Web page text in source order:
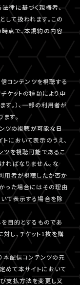
律に基づく親権者、
て扱われます。この
点で、本規約の内容
コンテンツを視聴する
ケットの種類により申
。）、一部の利用者が
す。
ツの視聴が可能な日
において表示のうえ、
ツを視聴可能であるこ
ればなりません。な
用者が視聴したか否か
った場合にはその理由
て表示する場合を除
目的とするものであ
対し、チケット1枚を購
本配信コンテンツの元
めて本サイトにおいて
支払方法を変更し又